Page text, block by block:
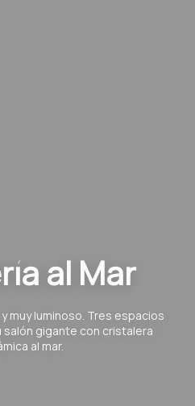
al Mar
muy luminoso. Tres espacios
gigante con cristalera
al mar.